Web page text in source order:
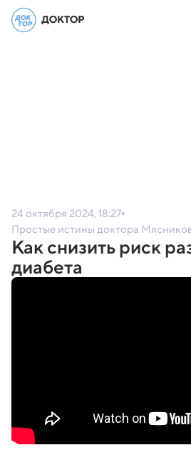
24 октября 2024, 18:27
Простые истины доктора
Как снизить риск
диабета